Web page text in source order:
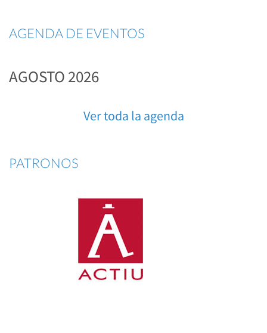
AGENDA DE EVENTOS
AGOSTO 2026
Ver toda la agenda
PATRONOS